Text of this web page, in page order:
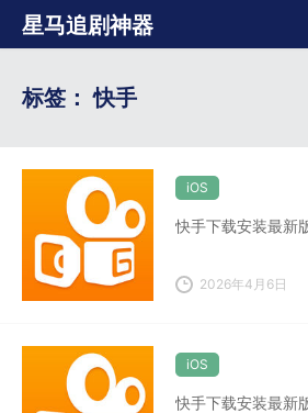
星马追剧神器
标签：快手
iOS
快手下载安装最新
2026年4月6日
iOS
快手下载安装最新